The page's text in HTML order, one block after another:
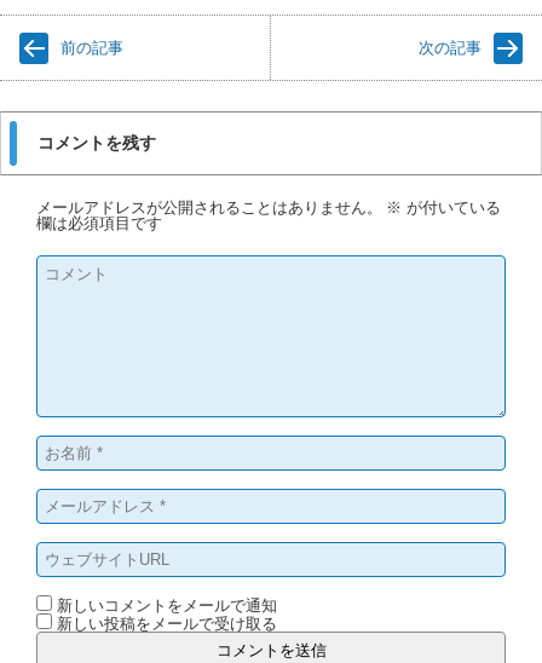
前の記事 次の記事
コメントを残す
メールアドレスが公開されることはありません。 ※ が付いている
欄は必須項目です
新しいコメントをメールで通知
新しい投稿をメールで受け取る